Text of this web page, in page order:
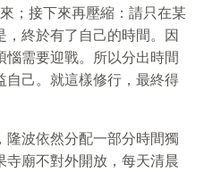
；接下來再壓縮：請只在某
終於有了自己的時間。因
需要迎戰。所以分出時間
自己。就這樣修行，最終得
隆波依然分配一部分時間獨
寺廟不對外開放，每天清晨